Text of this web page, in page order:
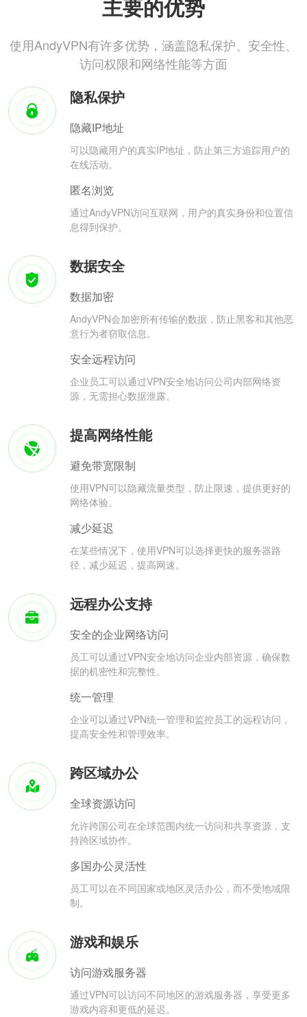
主要的优势
使用AndyVPN有许多优势，涵盖隐私保护、安全性、
访问权限和网络性能等方面
隐私保护
隐藏IP地址
可以隐藏用户的真实IP地址，防止第三方追踪用户的
在线活动。
匿名浏览
通过AndyVPN访问互联网，用户的真实身份和位置信
息得到保护。
数据安全
数据加密
AndyVPN会加密所有传输的数据，防止黑客和其他恶
意行为者窃取信息。
安全远程访问
企业员工可以通过VPN安全地访问公司内部网络资
源，无需担心数据泄露。
提高网络性能
避免带宽限制
使用VPN可以隐藏流量类型，防止限速，提供更好的
网络体验。
减少延迟
在某些情况下，使用VPN可以选择更快的服务器路
径，减少延迟，提高网速。
远程办公支持
安全的企业网络访问
员工可以通过VPN安全地访问企业内部资源，确保数
据的机密性和完整性。
统一管理
企业可以通过VPN统一管理和监控员工的远程访问，
提高安全性和管理效率。
跨区域办公
全球资源访问
允许跨国公司在全球范围内统一访问和共享资源，支
持跨区域协作。
多国办公灵活性
员工可以在不同国家或地区灵活办公，而不受地域限
制。
游戏和娱乐
访问游戏服务器
通过VPN可以访问不同地区的游戏服务器，享受更多
游戏内容和更低的延迟。